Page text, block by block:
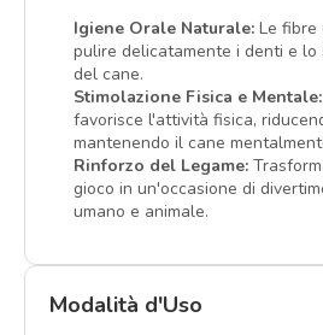
Igiene Orale Naturale: Le fibre
pulire delicatamente i denti e lo
del cane.
Stimolazione Fisica e Mentale:
favorisce l'attività fisica,
mantenendo il cane
Rinforzo del Legame:
gioco in un'occasione di
umano e animale.
Modalità d'Uso